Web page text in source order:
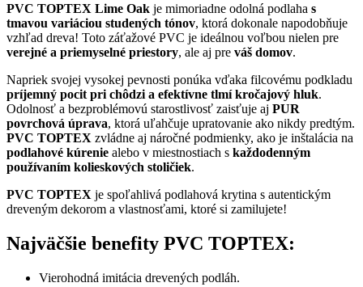
PVC TOPTEX Lime Oak je mimoriadne odolná podlaha s
tmavou variáciou studených tónov, ktorá dokonale napodobňuje
vzhľad dreva! Toto záťažové PVC je ideálnou voľbou nielen pre
verejné a priemyselné priestory, ale aj pre váš domov.
Napriek svojej vysokej pevnosti ponúka vďaka filcovému podkladu
príjemný pocit pri chôdzi a efektívne tlmí kročajový hluk.
Odolnosť a bezproblémovú starostlivosť zaisťuje aj PUR
povrchová úprava, ktorá uľahčuje upratovanie ako nikdy predtým.
PVC TOPTEX zvládne aj náročné podmienky, ako je inštalácia na
podlahové kúrenie alebo v miestnostiach s každodenným
používaním kolieskových stoličiek.
PVC TOPTEX je spoľahlivá podlahová krytina s autentickým
dreveným dekorom a vlastnosťami, ktoré si zamilujete!
Najväčšie benefity PVC TOPTEX:
Vierohodná imitácia drevených podláh.